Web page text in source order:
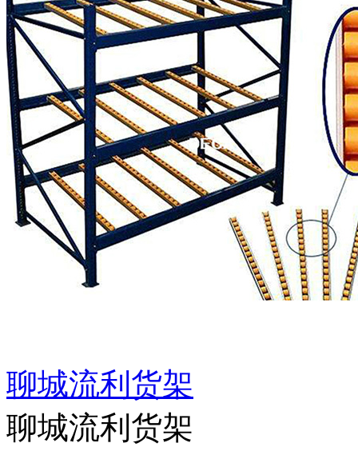
聊城流利货架
聊城流利货架